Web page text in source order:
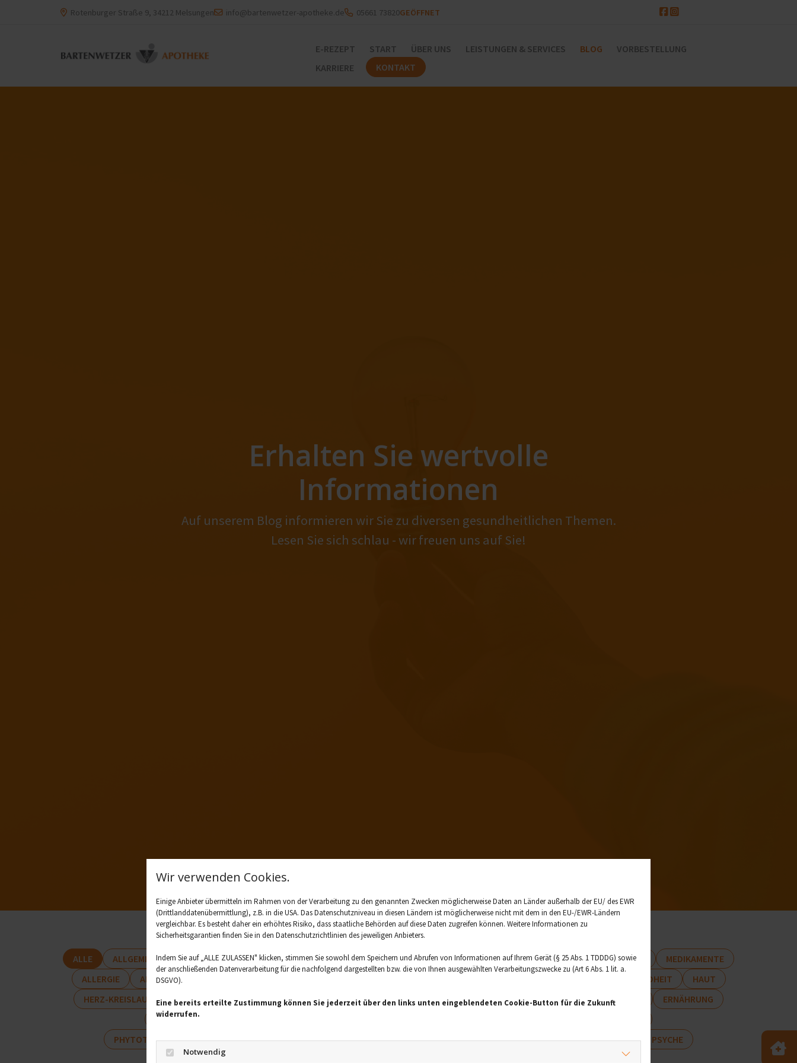
Rotenburger Straße 9, 34212 Melsungen info@bartenwetzer-apotheke.de 05661 73820GEÖFFNET
E-REZEPT START ÜBER UNS LEISTUNGEN & SERVICES BLOG
VORBESTELLUNG
KARRIERE
KONTAKT
Erhalten Sie wertvolle
Informationen
Auf unserem Blog informieren wir Sie zu diversen gesundheitlichen Themen.
Lesen Sie sich schlau - wir freuen uns auf Sie!
ALLE ALLGEMEIN FRAUENGESUNDHEIT HAUTKRANKHEITEN ALLERGIE INFEKTIONEN SCHMERZ RUNDUM GESUND
MEDIKAMENTE
ALLERGIE
ALLGEMEIN FRAUENGESUNDHEIT
HAUT
HERZ-KREISLAUF
IMMUNSYSTEM/INFEKTIONEN KINDERGESUNDHEIT KINDERWUNSCH SPORT SEXUELLE GESUNDHEIT
ERNÄHRUNG
RATGEBER
PHYTOTHEK - PFLANZLICHE ARZNEIMITTEL
ARBEITEN IN DER APOTHEKE MEDIKAMENTE/WIRKSTOFFE JUGENDLICHE PSYCHE
Wir verwenden Cookies.
Einige Anbieter übermitteln im Rahmen von der Verarbeitung zu den genannten Zwecken möglicherweise Daten an Länder außerhalb der EU/ des EWR
(Drittlanddatenübermittlung), z.B. in die USA. Das Datenschutzniveau in diesen Ländern ist möglicherweise nicht mit dem in den EU-/EWR-Ländern
vergleichbar. Es besteht daher ein erhöhtes Risiko, dass staatliche Behörden auf diese Daten zugreifen können. Weitere Informationen zu
Sicherheitsgarantien finden Sie in den Datenschutzrichtlinien des jeweiligen Anbieters.
Indem Sie auf „ALLE ZULASSEN" klicken, stimmen Sie sowohl dem Speichern und Abrufen von Informationen auf Ihrem Gerät (§ 25 Abs. 1 TDDDG) sowie
der anschließenden Datenverarbeitung für die nachfolgend dargestellten bzw. die von Ihnen ausgewählten Verarbeitungszwecke zu (Art 6 Abs. 1 lit. a.
DSGVO).
Eine bereits erteilte Zustimmung können Sie jederzeit über den links unten eingeblendeten Cookie-Button für die Zukunft
widerrufen.
Notwendig